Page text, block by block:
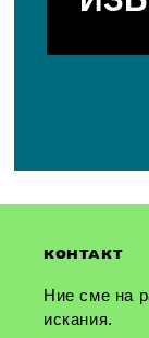
КОНТАКТ
Ние сме на
искания.